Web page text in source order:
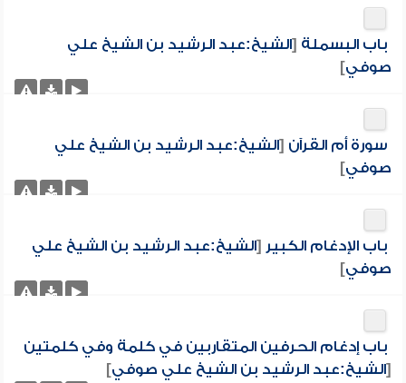
باب البسملة [الشيخ:عبد الرشيد بن الشيخ علي
صوفي]
سورة أم القرآن [الشيخ:عبد الرشيد بن الشيخ علي
صوفي]
باب الإدغام الكبير [الشيخ:عبد الرشيد بن الشيخ علي
صوفي]
باب إدغام الحرفين المتقاربين في كلمة وفي كلمتين
[الشيخ:عبد الرشيد بن الشيخ علي صوفي]